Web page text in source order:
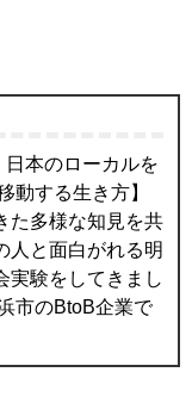
本のローカルを
動する生き方】
た多様な知見を共
人と面白がれる明
実験をしてきまし
市のBtoB企業で